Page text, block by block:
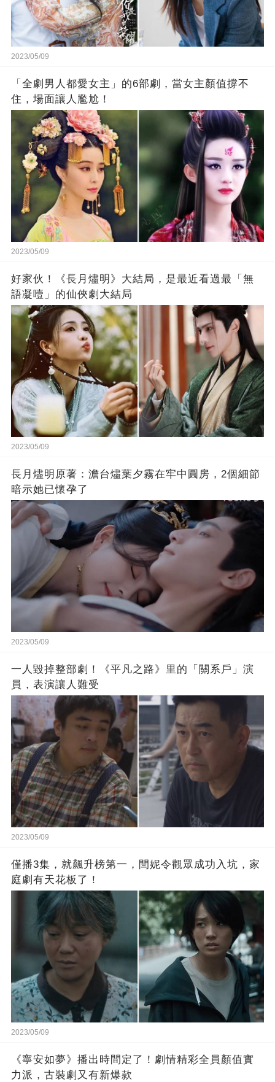
2023/05/09
「全劇男人都愛女主」的6部劇，當女主顏值撐不
住，場面讓人尷尬！
2023/05/09
好家伙！《長月燼明》大結局，是最近看過最「無
語凝噎」的仙俠劇大結局
2023/05/09
長月燼明原著：澹台燼葉夕霧在牢中圓房，2個細節
暗示她已懷孕了
2023/05/09
一人毀掉整部劇！《平凡之路》里的「關系戶」演
員，表演讓人難受
2023/05/09
僅播3集，就飆升榜第一，閆妮令觀眾成功入坑，家
庭劇有天花板了！
2023/05/09
《寧安如夢》播出時間定了！劇情精彩全員顏值實
力派，古裝劇又有新爆款